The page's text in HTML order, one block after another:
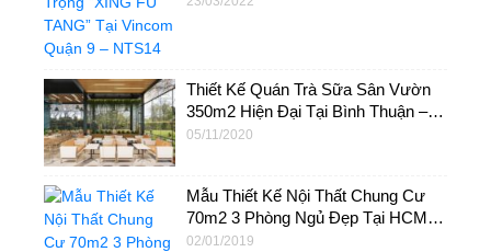
Thiết Kế Quán Trà Sữa Sân Vườn
350m2 Hiện Đại Tại Bình Thuận –
NTS12
05/11/2020
Mẫu Thiết Kế Nội Thất Chung Cư
70m2 3 Phòng Ngủ Đẹp Tại HCM –
NT15
02/01/2019